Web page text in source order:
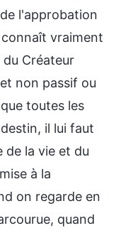
l'approbation
vraiment
Créateur
non passif ou
toutes les
il lui faut
de la vie et du
à la
on regarde en
quand